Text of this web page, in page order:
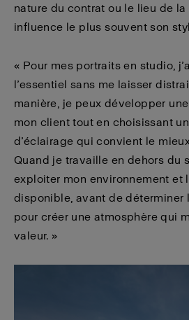
nature du contrat ou le lieu de
influence le plus souvent son
« Pour mes portraits en studio,
l’essentiel sans me laisser
manière, je peux développer
mon client tout en choisissant
d’éclairage qui convient le
Quand je travaille en dehors du
exploiter mon environnement et
disponible, avant de déterminer
pour créer une atmosphère qui
valeur. »